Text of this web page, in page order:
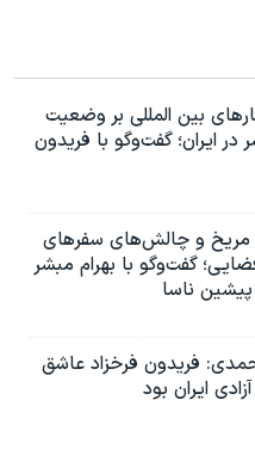
بین المللی بر وضعیت
ایران؛ گفت‌وگو با فریدون
مریخ و چالش‌های سفرهای
گفت‌وگو با بهرام مبشر
ناسا
فریدون فرخزاد عاشق
ایران بود